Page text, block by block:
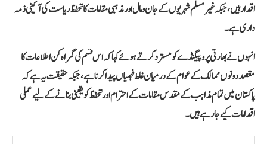
اقدار ہیں، جبکہ غیر مسلم شہریوں کے جان و مال اور مذہبی مقامات کا تحفظ ریاست کی آئینی ذمہ
داری ہے۔
انہوں نے بھارتی پروپیگنڈے کو مسترد کرتے ہوئے کہا کہ اس قسم کی گمراہ کن اطلاعات کا
مقصد دونوں ممالک کے عوام کے درمیان غلط فہمیاں پیدا کرنا ہے، جبکہ حقیقت یہ ہے کہ
پاکستان میں تمام مذاہب کے مقدس مقامات کے احترام اور تحفظ کو یقینی بنانے کے لیے عملی
اقدامات کیے جا رہے ہیں۔